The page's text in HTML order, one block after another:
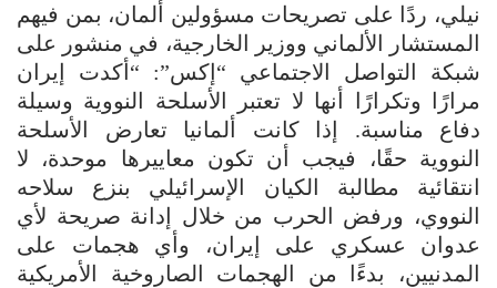
نيلي، ردًا على تصريحات مسؤولين ألمان، بمن فيهم
المستشار الألماني ووزير الخارجية، في منشور على
شبكة التواصل الاجتماعي “إكس”: “أكدت إيران
مرارًا وتكرارًا أنها لا تعتبر الأسلحة النووية وسيلة
دفاع مناسبة. إذا كانت ألمانيا تعارض الأسلحة
النووية حقًا، فيجب أن تكون معاييرها موحدة، لا
انتقائية مطالبة الكيان الإسرائيلي بنزع سلاحه
النووي، ورفض الحرب من خلال إدانة صريحة لأي
عدوان عسكري على إيران، وأي هجمات على
المدنيين، بدءًا من الهجمات الصاروخية الأمريكية